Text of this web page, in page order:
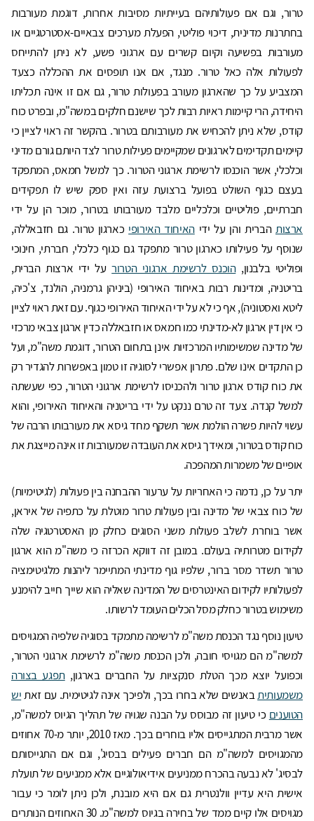
טרור, וגם אם פעולותיהם בעייתיות מסיבות אחרות, דוגמת מעורבות
בחתרנות מדינית, דיכוי פוליטי, הפעלת מערכים צבאיים-אסטרטגיים או
מעורבות בפשיעה וקיום קשרים עם ארגוני פשע, לא ניתן להתייחס
לפעולות אלה כאל טרור. מנגד, אם אנו תופסים את ההכללה כצעד
המצביע על כך שהארגון מעורב בפעולות טרור, גם אם זו אינה תכליתו
היחידה, הרי קיימות ראיות רבות לכך שישנם חלקים במשה"מ, ובפרט כוח
קודס, שלא ניתן להכחיש את מעורבותם בטרור. בהקשר זה ראוי לציין כי
קיימים תקדימים לארגונים שמקיימים פעילות טרור לצד היותם גורם מדיני
וכלכלי, אשר הוכנסו לרשימת ארגוני הטרור. כך למשל חמאס, המתפקד
בעצם כגוף השולט בפועל ברצועת עזה ואין ספק שיש לו תפקידים
חברתיים, פוליטיים וכלכליים מלבד מעורבותו בטרור, מוכר הן על ידי
ארצותהברית והן על ידיהאיחוד האירופי כארגון טרור. גם חזבאללה,
שנוסף על פעילותו כארגון טרור מתפקד גם כגוף כלכלי, חברתי, חינוכי
ופוליטי בלבנון,הוכנס לרשימת ארגוני הטרורעל ידי ארצות הברית,
בריטניה, ומדינות רבות באיחוד האירופי (ביניהן גרמניה, הולנד, צ'כיה,
ליטא ואסטוניה), אף כי לא על ידי האיחוד האירופי כגוף. עם זאת ראוי לציין
כי אין דין ארגון לא-מדינתי כמו חמאס או חזבאללה כדין ארגון צבאי מרכזי
של מדינה שמשימותיו המרכזיות אינן בתחום הטרור, דוגמת משה"מ, ועל
כן התקדים אינו שלם. פתרון אפשרי לסוגיה זו טמון באפשרות להגדיר רק
את כוח קודס ארגון טרור ולהכניסו לרשימת ארגוני הטרור, כפי שעשתה
למשל קנדה. צעד זה טרם ננקט על ידי בריטניה והאיחוד האירופי, והוא
עשוי להיות פשרה הולמת אשר תשקף מחד גיסא את מעורבותו הרבה של
כוח קודס בטרור, ומאידך גיסא את העובדה שמעורבות זו אינה מייצגת את
אופיים של משמרות המהפכה.
יתר על כן, נדמה כי האחריות על ערעור ההבחנה בין פעולות (לגיטימיות)
של כוח צבאי של מדינה ובין פעולות טרור מוטלת על כתפיה של איראן,
אשר בוחרת לשלב פעולות משני הסוגים כחלק מן האסטרטגיה שלה
לקידום מטרותיה בעולם. במובן זה דווקא הכרזה כי משה"מ הוא ארגון
טרור תשדר מסר ברור, שלפיו גוף מדינתי המתיימר ליהנות מלגיטימציה
לפעולותיו לקידום האינטרסים של המדינה שאליה הוא שייך חייב להימנע
משימוש בטרור כחלק מסל הכלים העומד לרשותו.
טיעון נוסף נגד הכנסת משה"מ לרשימה מתמקד בסוגיה שלפיה המגויסים
למשה"מ הם מגויסי חובה, ולכן הכנסת משה"מ לרשימת ארגוני הטרור,
וכפועל יוצא מכך הטלת סנקציות על החברים בארגון,תפגע בצורה
משמעותיתבאנשים שלא בחרו בכך, ולפיכך אינה לגיטימית. עם זאתיש
הטוענים כי טיעון זה מבוסס על הבנה שגויה של תהליך הגיוס למשה"מ,
אשר מרבית המתגייסים אליו בוחרים בכך. מאז 2010, יותר מ-70 אחוזים
מהמגויסים למשה"מ הם חברים פעילים בבסיג', וגם אם התגייסותם
לבסיג' לא נבעה בהכרח ממניעים אידיאולוגיים אלא ממניעים של תועלת
אישית היא עדיין וולנטרית גם אם היא מובנת, ולכן ניתן לומר כי עבור
מגויסים אלו קיים ממד של בחירה בגיוס למשה"מ. 30 האחוזים הנותרים